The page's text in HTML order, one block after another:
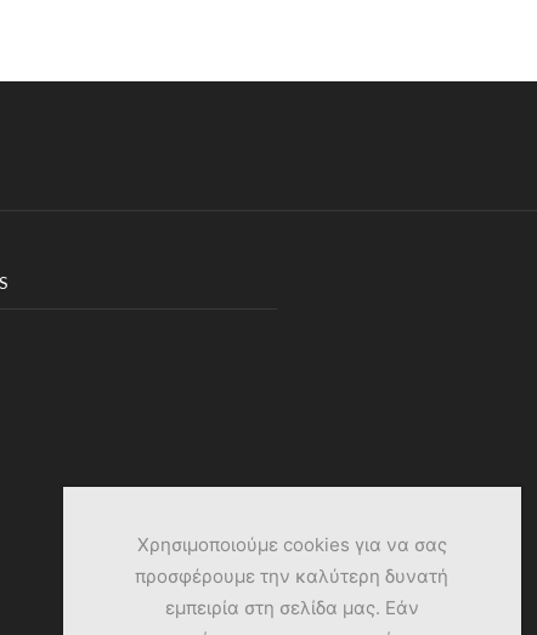
Χρησιμοποιούμε cookies για να σας
προσφέρουμε την καλύτερη δυνατή
εμπειρία στη σελίδα μας. Εάν